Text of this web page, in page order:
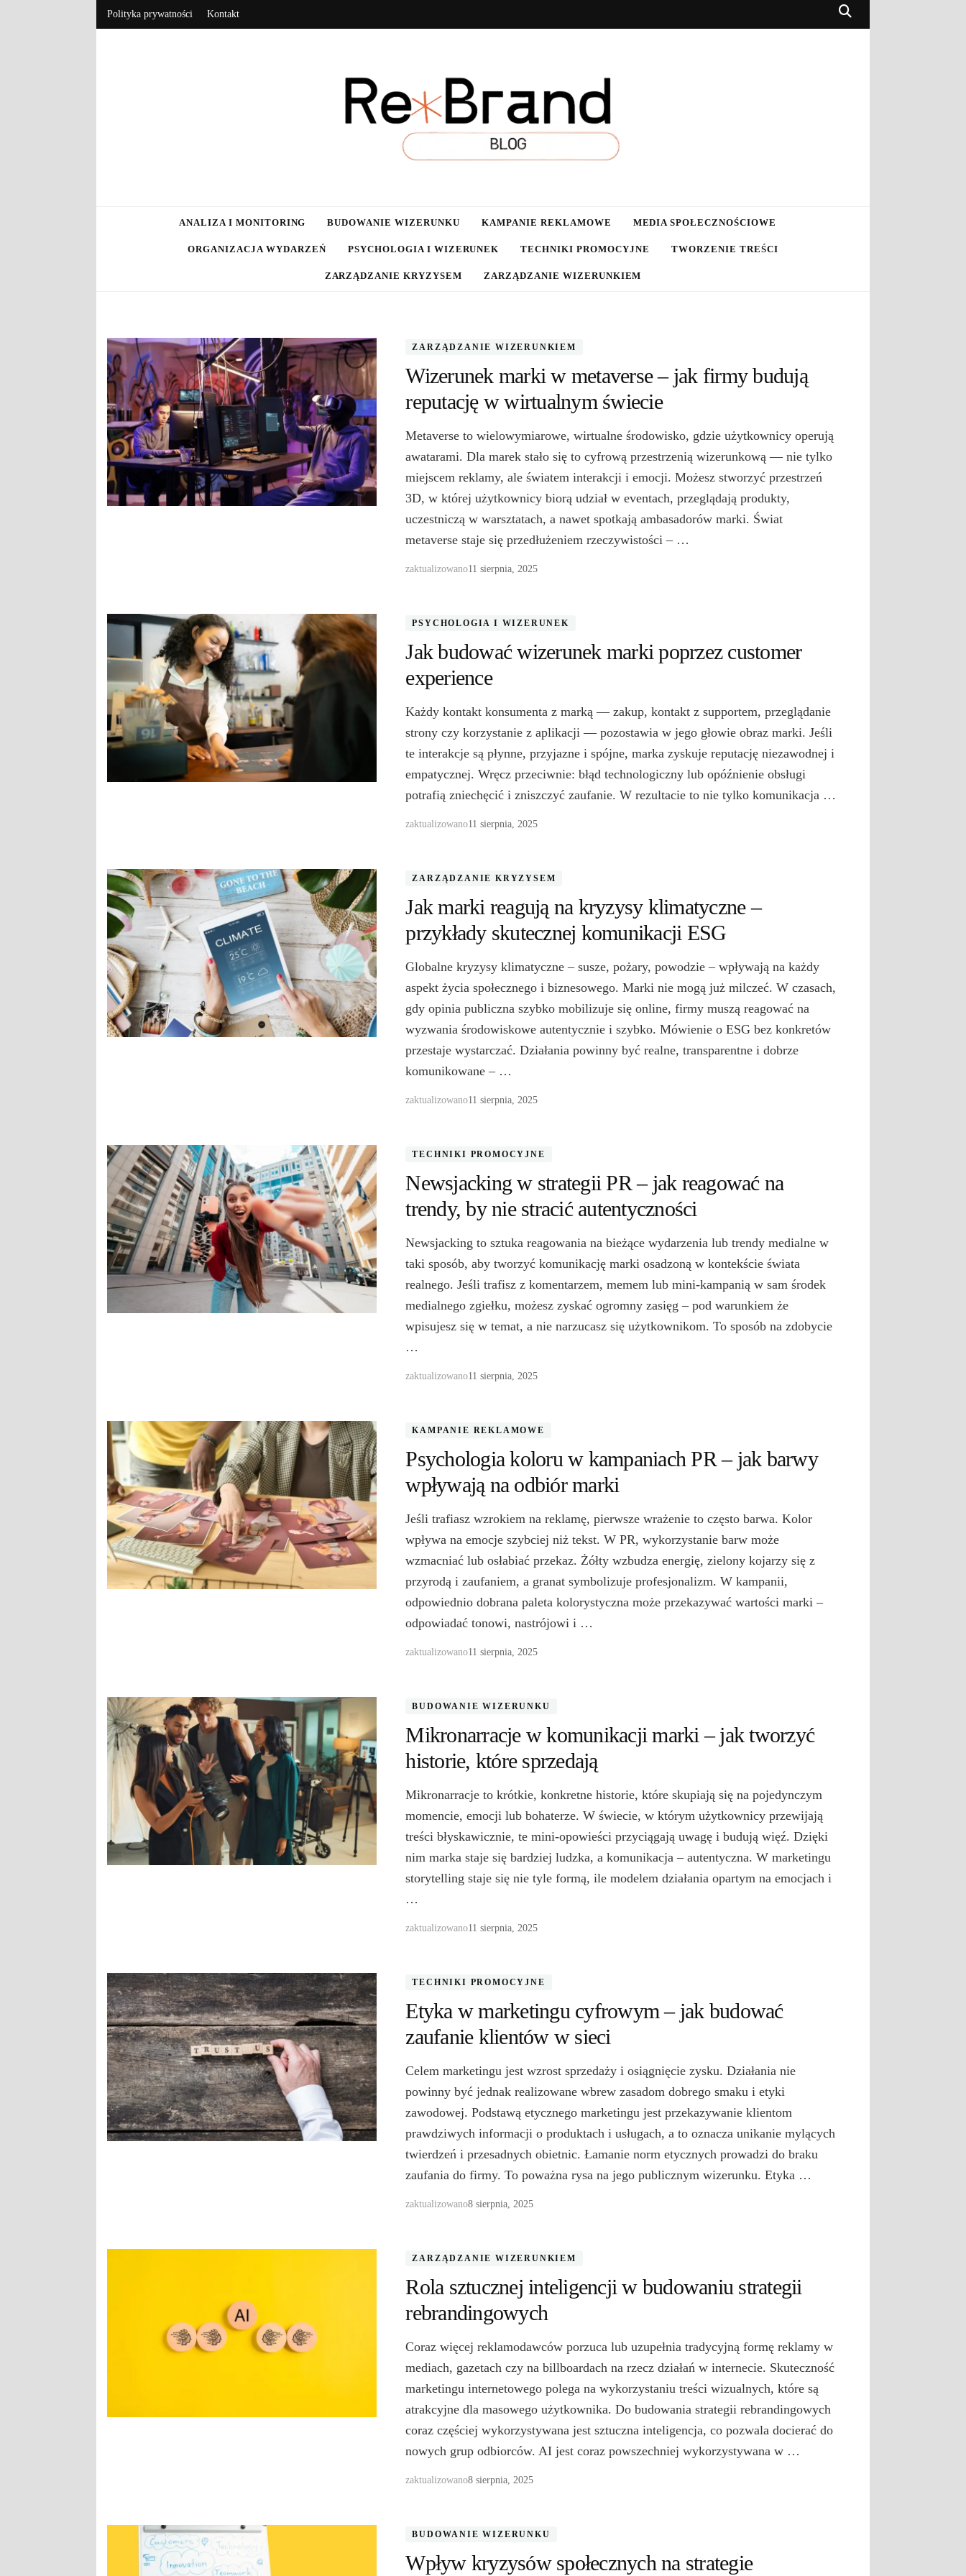
Polityka prywatności Kontakt
ANALIZA I MONITORING BUDOWANIE WIZERUNKU KAMPANIE REKLAMOWE MEDIA SPOŁECZNOŚCIOWE
ORGANIZACJA WYDARZEŃ PSYCHOLOGIA I WIZERUNEK TECHNIKI PROMOCYJNE TWORZENIE TREŚCI
ZARZĄDZANIE KRYZYSEM ZARZĄDZANIE WIZERUNKIEM
ZARZĄDZANIE WIZERUNKIEM
Wizerunek marki w metaverse – jak firmy budują
reputację w wirtualnym świecie
Metaverse to wielowymiarowe, wirtualne środowisko, gdzie użytkownicy operują
awatarami. Dla marek stało się to cyfrową przestrzenią wizerunkową — nie tylko
miejscem reklamy, ale światem interakcji i emocji. Możesz stworzyć przestrzeń
3D, w której użytkownicy biorą udział w eventach, przeglądają produkty,
uczestniczą w warsztatach, a nawet spotkają ambasadorów marki. Świat
metaverse staje się przedłużeniem rzeczywistości – …
zaktualizowano11 sierpnia, 2025
PSYCHOLOGIA I WIZERUNEK
Jak budować wizerunek marki poprzez customer
experience
Każdy kontakt konsumenta z marką — zakup, kontakt z supportem, przeglądanie
strony czy korzystanie z aplikacji — pozostawia w jego głowie obraz marki. Jeśli
te interakcje są płynne, przyjazne i spójne, marka zyskuje reputację niezawodnej i
empatycznej. Wręcz przeciwnie: błąd technologiczny lub opóźnienie obsługi
potrafią zniechęcić i zniszczyć zaufanie. W rezultacie to nie tylko komunikacja …
zaktualizowano11 sierpnia, 2025
ZARZĄDZANIE KRYZYSEM
Jak marki reagują na kryzysy klimatyczne –
przykłady skutecznej komunikacji ESG
Globalne kryzysy klimatyczne – susze, pożary, powodzie – wpływają na każdy
aspekt życia społecznego i biznesowego. Marki nie mogą już milczeć. W czasach,
gdy opinia publiczna szybko mobilizuje się online, firmy muszą reagować na
wyzwania środowiskowe autentycznie i szybko. Mówienie o ESG bez konkretów
przestaje wystarczać. Działania powinny być realne, transparentne i dobrze
komunikowane – …
zaktualizowano11 sierpnia, 2025
TECHNIKI PROMOCYJNE
Newsjacking w strategii PR – jak reagować na
trendy, by nie stracić autentyczności
Newsjacking to sztuka reagowania na bieżące wydarzenia lub trendy medialne w
taki sposób, aby tworzyć komunikację marki osadzoną w kontekście świata
realnego. Jeśli trafisz z komentarzem, memem lub mini-kampanią w sam środek
medialnego zgiełku, możesz zyskać ogromny zasięg – pod warunkiem że
wpisujesz się w temat, a nie narzucasz się użytkownikom. To sposób na zdobycie
…
zaktualizowano11 sierpnia, 2025
KAMPANIE REKLAMOWE
Psychologia koloru w kampaniach PR – jak barwy
wpływają na odbiór marki
Jeśli trafiasz wzrokiem na reklamę, pierwsze wrażenie to często barwa. Kolor
wpływa na emocje szybciej niż tekst. W PR, wykorzystanie barw może
wzmacniać lub osłabiać przekaz. Żółty wzbudza energię, zielony kojarzy się z
przyrodą i zaufaniem, a granat symbolizuje profesjonalizm. W kampanii,
odpowiednio dobrana paleta kolorystyczna może przekazywać wartości marki –
odpowiadać tonowi, nastrójowi i …
zaktualizowano11 sierpnia, 2025
BUDOWANIE WIZERUNKU
Mikronarracje w komunikacji marki – jak tworzyć
historie, które sprzedają
Mikronarracje to krótkie, konkretne historie, które skupiają się na pojedynczym
momencie, emocji lub bohaterze. W świecie, w którym użytkownicy przewijają
treści błyskawicznie, te mini-opowieści przyciągają uwagę i budują więź. Dzięki
nim marka staje się bardziej ludzka, a komunikacja – autentyczna. W marketingu
storytelling staje się nie tyle formą, ile modelem działania opartym na emocjach i
…
zaktualizowano11 sierpnia, 2025
TECHNIKI PROMOCYJNE
Etyka w marketingu cyfrowym – jak budować
zaufanie klientów w sieci
Celem marketingu jest wzrost sprzedaży i osiągnięcie zysku. Działania nie
powinny być jednak realizowane wbrew zasadom dobrego smaku i etyki
zawodowej. Podstawą etycznego marketingu jest przekazywanie klientom
prawdziwych informacji o produktach i usługach, a to oznacza unikanie mylących
twierdzeń i przesadnych obietnic. Łamanie norm etycznych prowadzi do braku
zaufania do firmy. To poważna rysa na jego publicznym wizerunku. Etyka …
zaktualizowano8 sierpnia, 2025
ZARZĄDZANIE WIZERUNKIEM
Rola sztucznej inteligencji w budowaniu strategii
rebrandingowych
Coraz więcej reklamodawców porzuca lub uzupełnia tradycyjną formę reklamy w
mediach, gazetach czy na billboardach na rzecz działań w internecie. Skuteczność
marketingu internetowego polega na wykorzystaniu treści wizualnych, które są
atrakcyjne dla masowego użytkownika. Do budowania strategii rebrandingowych
coraz częściej wykorzystywana jest sztuczna inteligencja, co pozwala docierać do
nowych grup odbiorców. AI jest coraz powszechniej wykorzystywana w …
zaktualizowano8 sierpnia, 2025
BUDOWANIE WIZERUNKU
Wpływ kryzysów społecznych na strategie